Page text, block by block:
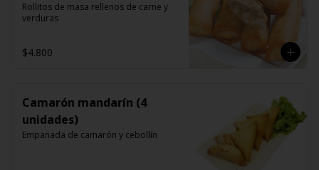
Rollitos de masa rellenos de carne y
verduras
$4.800
Camarón mandarín (4
unidades)
Empanada de camarón y cebollín